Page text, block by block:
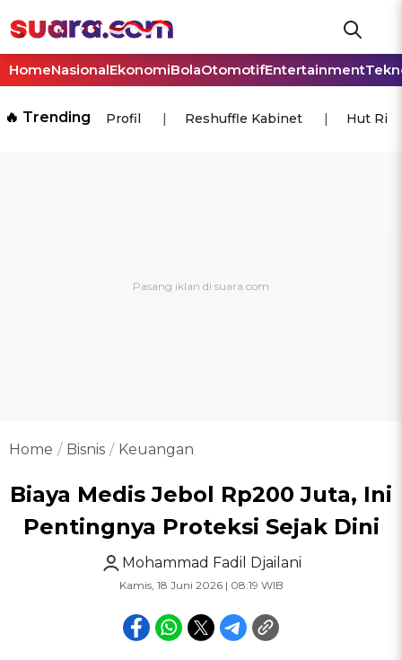
HomeNasionalEkonomiBolaOtomotifEntertainment
🔥 Trending Profil Reshuffle Kabinet Hut Ri
Home Bisnis Keuangan
Biaya Medis Jebol Rp200 Juta, Ini
Pentingnya Proteksi Sejak Dini
Mohammad Fadil Djailani
Kamis, 18 Juni 2026 | 08:19 WIB